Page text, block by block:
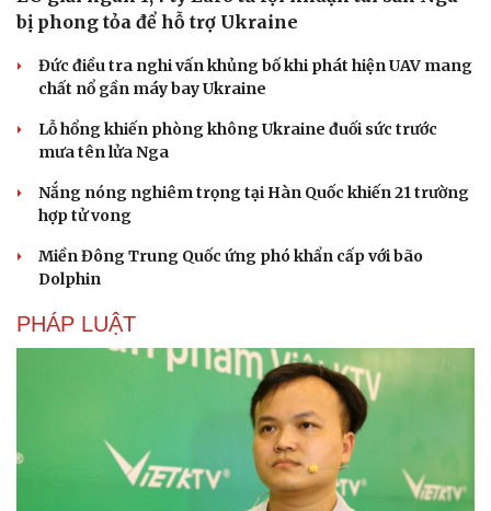
bị phong tỏa để hỗ trợ Ukraine
Đức điều tra nghi vấn khủng bố khi phát hiện UAV mang
chất nổ gần máy bay Ukraine
Lỗ hổng khiến phòng không Ukraine đuối sức trước
mưa tên lửa Nga
Nắng nóng nghiêm trọng tại Hàn Quốc khiến 21 trường
hợp tử vong
Miền Đông Trung Quốc ứng phó khẩn cấp với bão
Dolphin
PHÁP LUẬT